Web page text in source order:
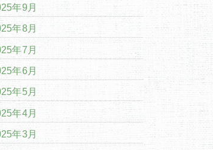
年9月
年8月
年7月
年6月
年5月
年4月
年3月